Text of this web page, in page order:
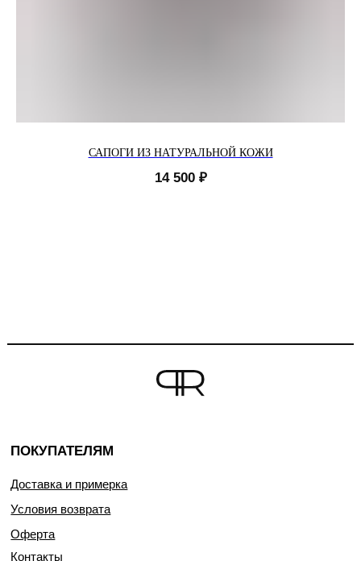
САПОГИ ИЗ НАТУРАЛЬНОЙ КОЖИ
14 500 ₽
ПОКУПАТЕЛЯМ
Доставка и примерка
Условия возврата
Оферта
Контакты